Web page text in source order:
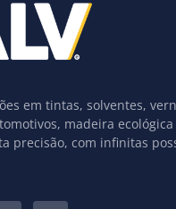
em tintas, solventes,
madeira
precisão, com infinitas